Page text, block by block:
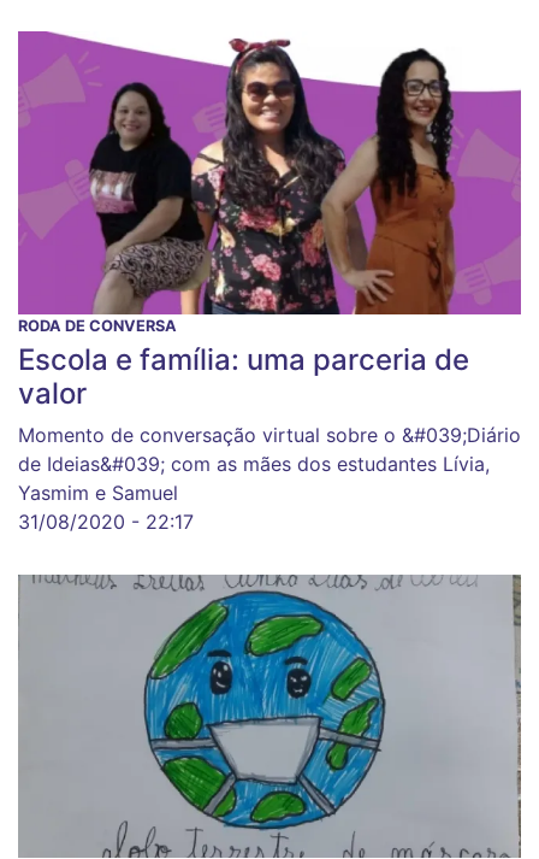
RODA DE CONVERSA
Escola e família: uma parceria de
valor
Momento de conversação virtual sobre o &#039;Diário
de Ideias&#039; com as mães dos estudantes Lívia,
Yasmim e Samuel
31/08/2020 - 22:17